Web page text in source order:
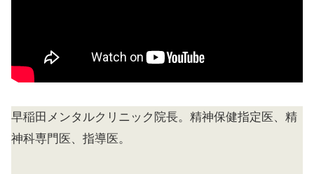
早稲田メンタルクリニック院長。精神保健指定医、精
神科専門医、指導医。